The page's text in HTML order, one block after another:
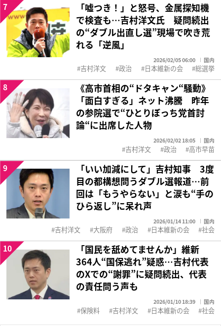
「嘘つき！」と怒号、金属探知機
で検査も…吉村洋文氏 疑問続出
の“ダブル出直し選”現場で吹き荒
れる「逆風」
2026/02/05 06:00 国内
7
吉村洋文 政治 日本維新の会 総選挙
《高市首相の“ドタキャン“騒動》
「面白すぎる」ネット沸騰 昨年
の参院選で“ひとりぼっち党首討
論“に出席した人物
2026/02/02 18:05 国内
8
吉村洋文 政治 高市早苗
「いい加減にして」吉村知事 3度
目の都構想問うダブル選報道…前
回は「もうやらない」と涙も“手の
ひら返し”に呆れ声
2026/01/14 11:00 国内
9
吉村洋文 大阪府 政治 日本維新の会 社会
「国民を舐めてませんか」維新
364人“国保逃れ”疑惑…吉村代表
のXでの“謝罪”に疑問続出、代表
の責任問う声も
2026/01/10 18:39 国内
10
保険料 吉村洋文 日本維新の会 社会